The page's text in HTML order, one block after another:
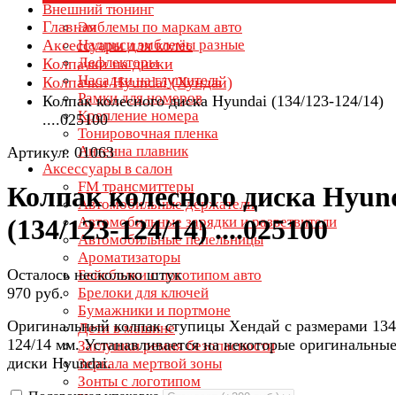
Внешний тюнинг
Эмблемы по маркам авто
Надписи эмблемы разные
Дефлекторы
Насадки на глушитель
Рамки для номеров
Крепление номера
Тонировочная пленка
Антенна плавник
Аксессуары в салон
FM трансмиттеры
Автомобильные держатели
Автомобильные зарядки и разветвители
Автомобильные пепельницы
Ароматизаторы
Бейсболки с логотипом авто
Брелоки для ключей
Бумажники и портмоне
Дети в машине
Заглушки ремня безопасности
Зеркала мертвой зоны
Зонты с логотипом
Главная
Аксессуары для колёс
Колпачки на диски
Колпачки Hyundai (Хундай)
Колпак колесного диска Hyundai (134/123-124/14)
....025100
Артикул: 01063
Колпак колесного диска
(134/123-124/14) ....025100
Осталось несколько штук
970 руб.
Оригинальный колпак ступицы Хендай с размерами
124/14 мм. Устанавливается на некоторые оригинальные
диски Hyundai.